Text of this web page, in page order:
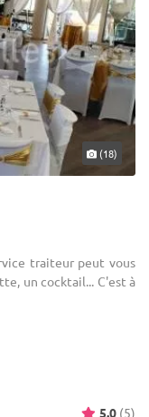
(18)
traiteur peut vous
un cocktail... C'est à
5.0 (5)